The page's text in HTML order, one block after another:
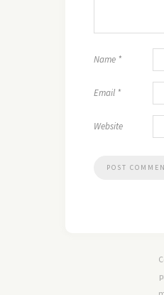
Name *
Email *
Website